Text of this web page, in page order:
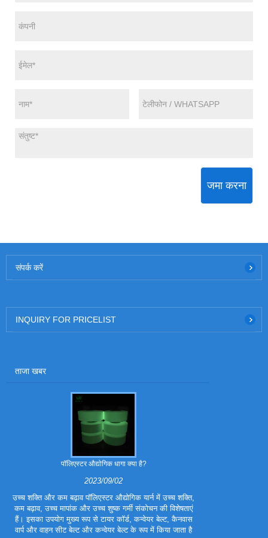
जमा करना
संपर्क करें
INQUIRY FOR PRICELIST
ताजा खबर
पॉलिएस्टर औद्योगिक धागा क्या है?
2023/09/02
उच्च शक्ति और कम बढ़ाव पॉलिएस्टर औद्योगिक यार्न में उच्च शक्ति,
कम बढ़ाव, उच्च मापांक और उच्च शुष्क गर्मी संकोचन की विशेषताएं
हैं। इसका उपयोग मुख्य रूप से टायर कॉर्ड, कन्वेयर बेल्ट, कैनवास
वार्प और वाहन सीट बेल्ट और कन्वेयर बेल्ट के रूप में किया जाता है